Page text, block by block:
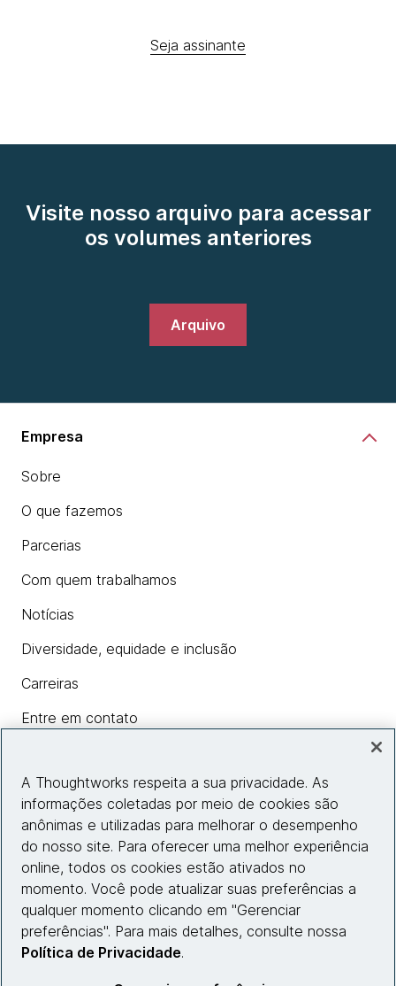
Seja assinante
Visite nosso arquivo para acessar
os volumes anteriores
Arquivo
Empresa
Sobre
O que fazemos
Parcerias
Com quem trabalhamos
Notícias
Diversidade, equidade e inclusão
Carreiras
Entre em contato
Insights
Informações do site
Entre em contato
A Thoughtworks respeita a sua privacidade. As
informações coletadas por meio de cookies são
anônimas e utilizadas para melhorar o desempenho
do nosso site. Para oferecer uma melhor experiência
online, todos os cookies estão ativados no
momento. Você pode atualizar suas preferências a
qualquer momento clicando em "Gerenciar
preferências". Para mais detalhes, consulte nossa
Política de Privacidade.